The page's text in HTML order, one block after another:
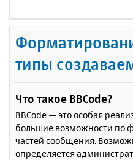
типы
Что такое BBCode?
BBCode — это особая
большие возможности по
частей сообщения.
определяется